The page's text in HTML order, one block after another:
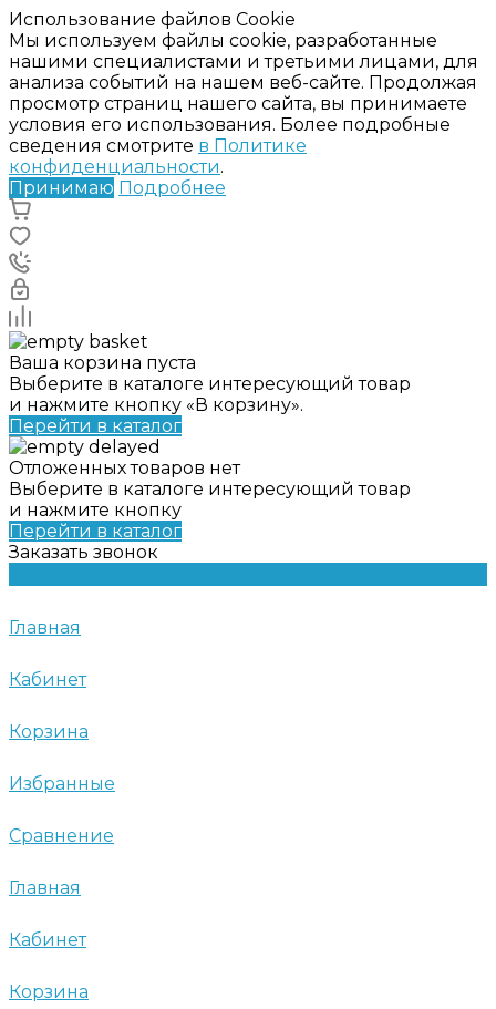
Использование файлов Cookie
Мы используем файлы cookie, разработанные
нашими специалистами и третьими лицами, для
анализа событий на нашем веб-сайте. Продолжая
просмотр страниц нашего сайта, вы принимаете
условия его использования. Более подробные
сведения смотрите в Политике
конфиденциальности.
Принимаю Подробнее
Ваша корзина пуста
Выберите в каталоге интересующий товар
и нажмите кнопку «В корзину».
Перейти в каталог
Отложенных товаров нет
Выберите в каталоге интересующий товар
и нажмите кнопку
Перейти в каталог
Заказать звонок
Главная
Кабинет
Корзина
Избранные
Сравнение
Главная
Кабинет
Корзина